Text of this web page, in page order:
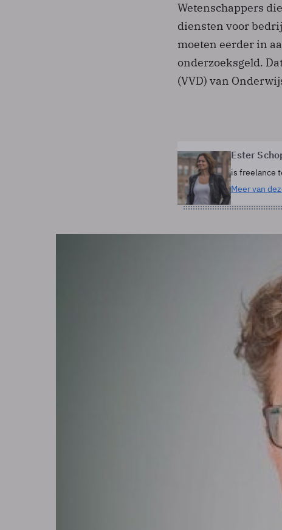
Wetenschappers
diensten voor
moeten eerder in
onderzoeksgeld.
(VVD) van
Ester
is freelance
Meer van